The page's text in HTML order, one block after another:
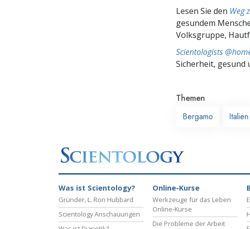
Lesen Sie den Weg
gesundem
Volksgruppe,
Scientologists
Sicherheit, gesund
Themen
Bergamo
Italien
Was ist Scientology?
Gründer, L. Ron Hubbard
Scientology Anschauungen
Online-Kurse
Werkzeuge für das Leben
Online-Kurse
Die Probleme der Arbeit